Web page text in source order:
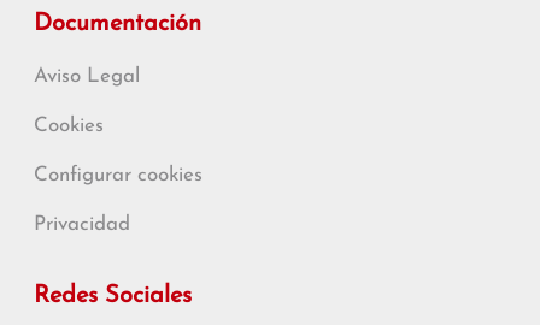
Documentación
Aviso Legal
Cookies
Configurar cookies
Privacidad
Redes Sociales